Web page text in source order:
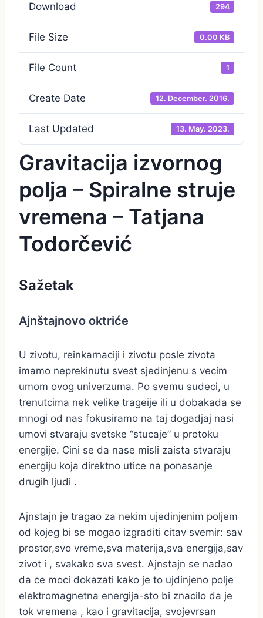
Download 294
File Size 0.00 KB
File Count 1
Create Date 12. December. 2016.
Last Updated 13. May. 2023.
Gravitacija izvornog
polja – Spiralne struje
vremena – Tatjana
Todorčević
Sažetak
Ajnštajnovo oktriće
U zivotu, reinkarnaciji i zivotu posle zivota
imamo neprekinutu svest sjedinjenu s vecim
umom ovog univerzuma. Po svemu sudeci, u
trenutcima nek velike trageije ili u dobakada se
mnogi od nas fokusiramo na taj dogadjaj nasi
umovi stvaraju svetske “stucaje” u protoku
energije. Cini se da nase misli zaista stvaraju
energiju koja direktno utice na ponasanje
drugih ljudi .
Ajnstajn je tragao za nekim ujedinjenim poljem
od kojeg bi se mogao izgraditi citav svemir: sav
prostor,svo vreme,sva materija,sva energija,sav
zivot i , svakako sva svest. Ajnstajn se nadao
da ce moci dokazati kako je to ujdinjeno polje
elektromagnetna energija-sto bi znacilo da je
tok vremena , kao i gravitacija, svojevrsan